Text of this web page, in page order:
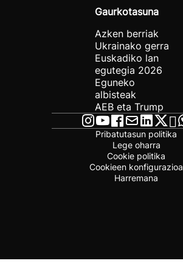
Gaurkotasuna
Azken berriak
Ukrainako gerra
Euskadiko lan
egutegia 2026
Eguneko
albisteak
AEB eta Trump
Pribatutasun politika
Lege oharra
Cookie politika
Cookieen konfigurazioa
Harremana